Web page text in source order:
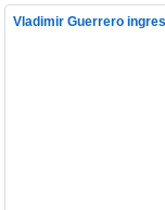
Vladimir Guerrero